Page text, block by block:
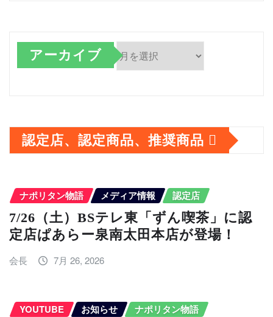
アーカイブ
カ
イ
認定店、認定商品、推奨商品
ナポリタン物語 メディア情報 認定店
7/26（土）BSテレ東「ずん喫茶」に認
定店ぱあらー泉南太田本店が登場！
会長 7月 26, 2026
YOUTUBE お知らせ
ナポリタン物語